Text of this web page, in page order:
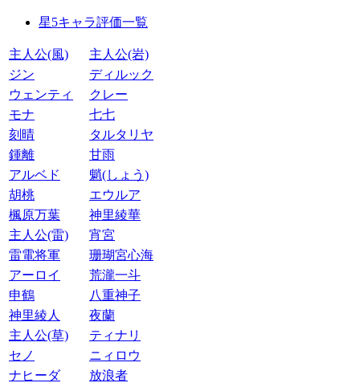
星5キャラ評価一覧
主人公(風)
主人公(岩)
ジン
ディルック
ウェンティ
クレー
モナ
七七
刻晴
タルタリヤ
鍾離
甘雨
アルベド
魈(しょう)
胡桃
エウルア
楓原万葉
神里綾華
主人公(雷)
宵宮
雷電将軍
珊瑚宮心海
アーロイ
荒瀧一斗
申鶴
八重神子
神里綾人
夜蘭
主人公(草)
ティナリ
セノ
ニィロウ
ナヒーダ
放浪者